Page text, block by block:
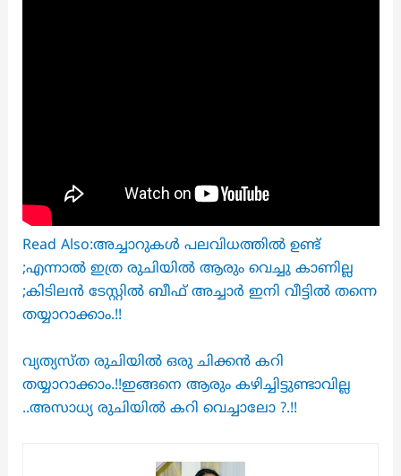
Read Also:അച്ചാറുകൾ പലവിധത്തിൽ ഉണ്ട്
;എന്നാൽ ഇത്ര രുചിയിൽ ആരും വെച്ചു കാണില്ല
;കിടിലൻ ടേസ്റ്റിൽ ബീഫ് അച്ചാർ ഇനി വീട്ടിൽ തന്നെ
തയ്യാറാക്കാം.!!
വ്യത്യസ്ത രുചിയിൽ ഒരു ചിക്കൻ കറി
തയ്യാറാക്കാം.!!ഇങ്ങനെ ആരും കഴിച്ചിട്ടുണ്ടാവില്ല
..അസാധ്യ രുചിയിൽ കറി വെച്ചാലോ ?.!!